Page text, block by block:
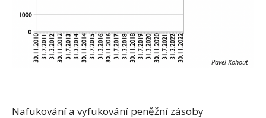
Pavel Kohout
Nafukování a vyfukování peněžní zásoby